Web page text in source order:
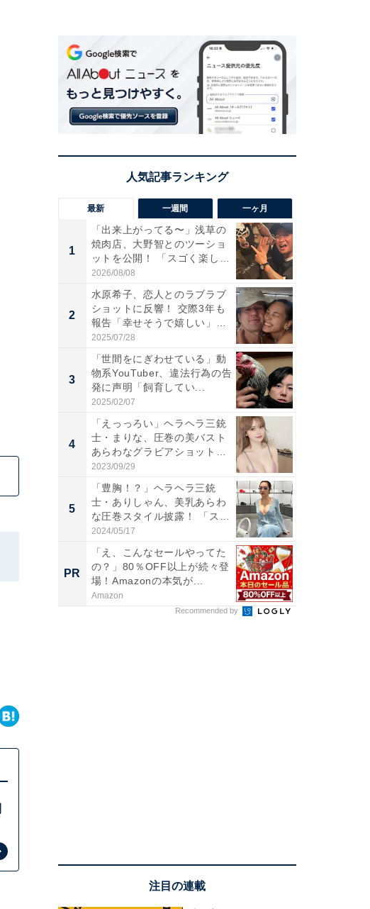
最新 一週間 一ヶ月
1
「出来上がってる〜」浅草の
焼肉店、大野智とのツーショ
ットを公開！ 「スゴく楽し
そ...
2026/08/08
2
水原希子、恋人とのラブラブ
ショットに反響！ 交際3年も
報告「幸せそうで嬉しい」
「...
2025/07/28
3
「世間をにぎわせている」動
物系YouTuber、違法行為の告
発に声明「飼育してい...
2025/02/07
4
「えっっろい」ヘラヘラ三銃
士・まりな、圧巻の美バスト
あらわなグラビアショット公
開...
2023/09/29
5
「豊胸！？」ヘラヘラ三銃
士・ありしゃん、美乳あらわ
な圧巻スタイル披露！ 「スタ
イ...
2024/05/17
PR
「え、こんなセールやってた
の？」80％OFF以上が続々登
場！Amazonの本気が...
Amazon
Recommended by
注目の連載